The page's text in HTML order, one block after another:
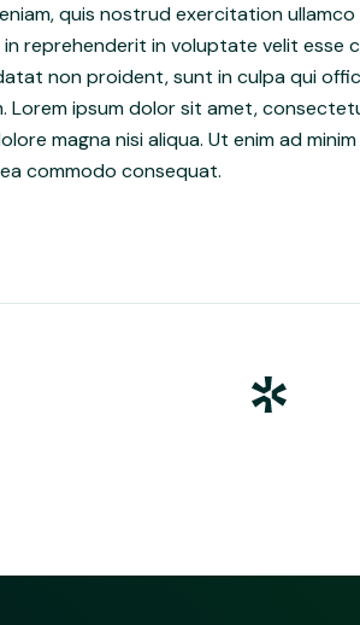
quis nostrud exercitation
reprehenderit in voluptate velit esse
non proident, sunt in culpa qui
Lorem ipsum dolor sit amet,
magna nisi aliqua. Ut enim ad
commodo consequat.